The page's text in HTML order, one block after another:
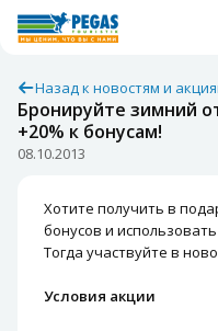
Назад к новостям и
Бронируйте зимний
+20% к бонусам!
08.10.2013
Хотите получить в
бонусов и
Тогда участвуйте в
Условия акции